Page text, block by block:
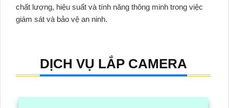
chất lượng, hiệu suất và tính năng thông minh trong việc
giám sát và bảo vệ an ninh.
DỊCH VỤ LẮP CAMERA